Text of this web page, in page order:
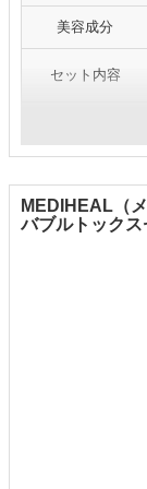
美容成分
セット内容
MEDIHEAL（
バブルトックス